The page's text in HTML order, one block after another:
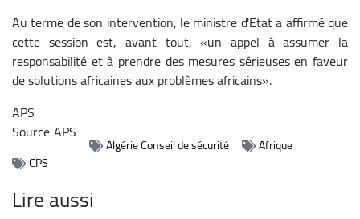
Au terme de son intervention, le ministre d'Etat a affirmé que
cette session est, avant tout, «un appel à assumer la
responsabilité et à prendre des mesures sérieuses en faveur
de solutions africaines aux problèmes africains».
APS
SourceAPS
Algérie Conseil de sécurité
Afrique
CPS
Lire aussi